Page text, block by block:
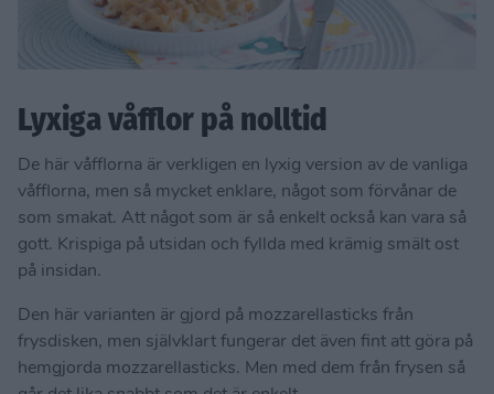
Lyxiga våfflor på nolltid
De här våfflorna är verkligen en lyxig version av de vanliga
våfflorna, men så mycket enklare, något som förvånar de
som smakat. Att något som är så enkelt också kan vara så
gott. Krispiga på utsidan och fyllda med krämig smält ost
på insidan.
Den här varianten är gjord på mozzarellasticks från
frysdisken, men självklart fungerar det även fint att göra på
hemgjorda mozzarellasticks. Men med dem från frysen så